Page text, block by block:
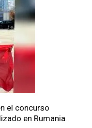
el concurso
en Rumania